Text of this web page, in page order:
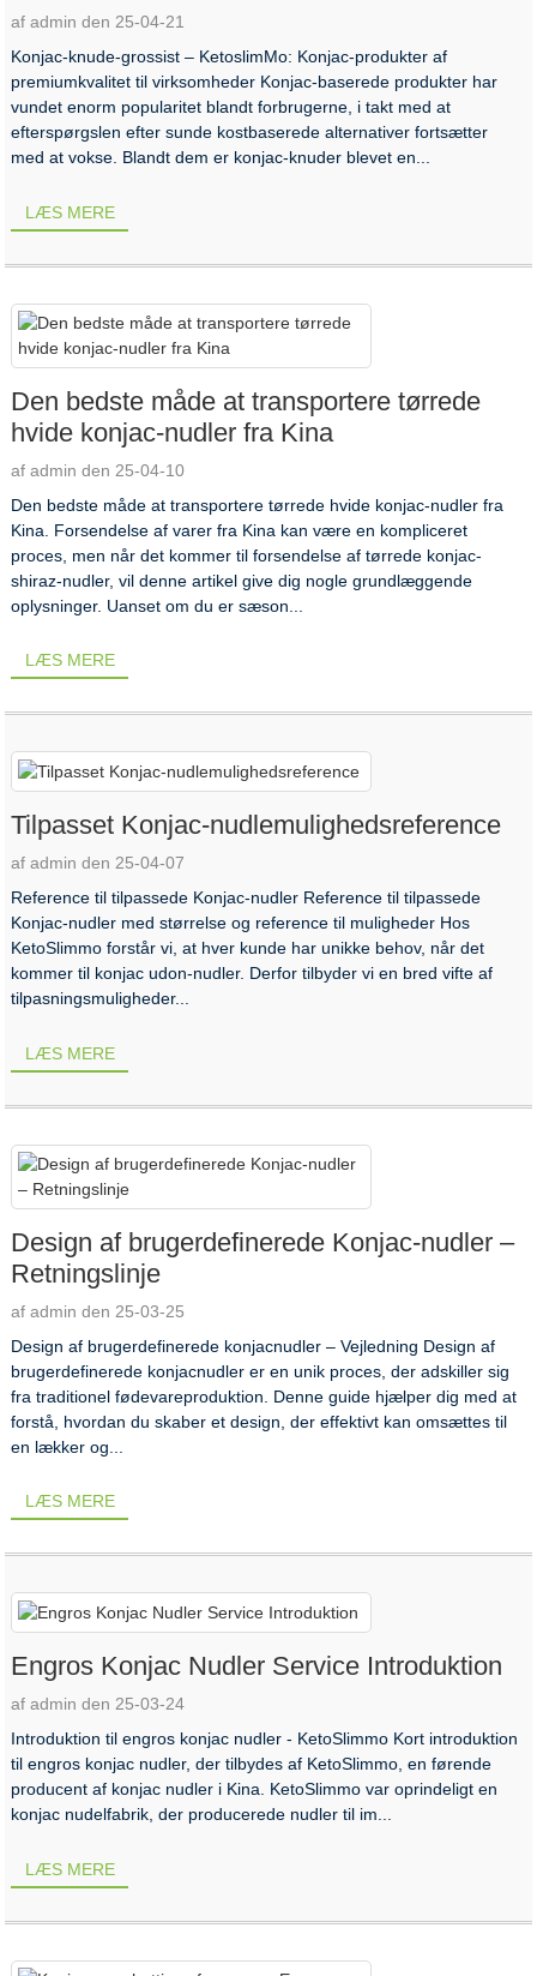
af admin den 25-04-21
Konjac-knude-grossist – KetoslimMo: Konjac-produkter af
premiumkvalitet til virksomheder Konjac-baserede produkter har
vundet enorm popularitet blandt forbrugerne, i takt med at
efterspørgslen efter sunde kostbaserede alternativer fortsætter
med at vokse. Blandt dem er konjac-knuder blevet en...
LÆS MERE
Den bedste måde at transportere tørrede
hvide konjac-nudler fra Kina
af admin den 25-04-10
Den bedste måde at transportere tørrede hvide konjac-nudler fra
Kina. Forsendelse af varer fra Kina kan være en kompliceret
proces, men når det kommer til forsendelse af tørrede konjac-
shiraz-nudler, vil denne artikel give dig nogle grundlæggende
oplysninger. Uanset om du er sæson...
LÆS MERE
Tilpasset Konjac-nudlemulighedsreference
af admin den 25-04-07
Reference til tilpassede Konjac-nudler Reference til tilpassede
Konjac-nudler med størrelse og reference til muligheder Hos
KetoSlimmo forstår vi, at hver kunde har unikke behov, når det
kommer til konjac udon-nudler. Derfor tilbyder vi en bred vifte af
tilpasningsmuligheder...
LÆS MERE
Design af brugerdefinerede Konjac-nudler –
Retningslinje
af admin den 25-03-25
Design af brugerdefinerede konjacnudler – Vejledning Design af
brugerdefinerede konjacnudler er en unik proces, der adskiller sig
fra traditionel fødevareproduktion. Denne guide hjælper dig med at
forstå, hvordan du skaber et design, der effektivt kan omsættes til
en lækker og...
LÆS MERE
Engros Konjac Nudler Service Introduktion
af admin den 25-03-24
Introduktion til engros konjac nudler - KetoSlimmo Kort introduktion
til engros konjac nudler, der tilbydes af KetoSlimmo, en førende
producent af konjac nudler i Kina. KetoSlimmo var oprindeligt en
konjac nudelfabrik, der producerede nudler til im...
LÆS MERE